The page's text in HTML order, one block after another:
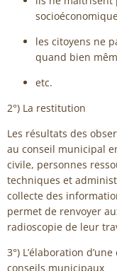
les citoyens ne
quand bien
etc.
2°) La restitution
Les résultats des
au conseil municipal
civile, personnes
techniques et
collecte des
permet de renvoyer
radioscopie de leur
3°) L’élaboration
conseils municipaux